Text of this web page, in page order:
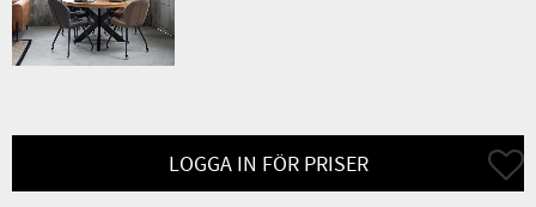
LOGGA IN FÖR PRISER Lägg